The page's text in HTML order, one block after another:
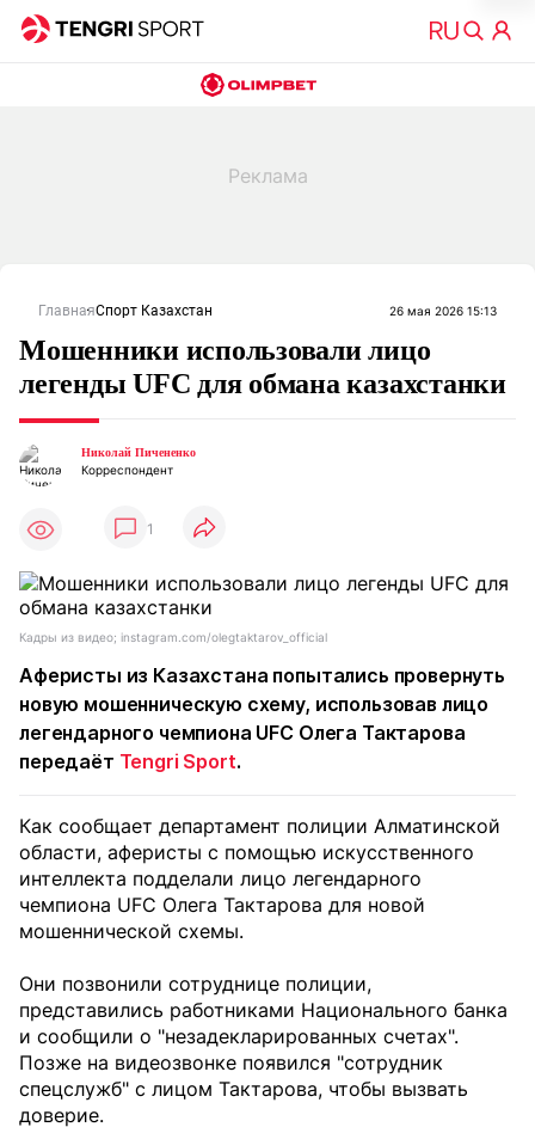
ГлавнаяСпорт Казахстан 26 мая 2026 15:13
Мошенники использовали лицо
легенды UFC для обмана казахстанки
Николай Пичененко
Корреспондент
1
Кадры из видео; instagram.com/olegtaktarov_official
Аферисты из Казахстана попытались провернуть
новую мошенническую схему, использовав лицо
легендарного чемпиона UFC Олега Тактарова
передаёт Tengri Sport.
Как сообщает департамент полиции Алматинской
области, аферисты с помощью искусственного
интеллекта подделали лицо легендарного
чемпиона UFC Олега Тактарова для новой
мошеннической схемы.
Они позвонили сотруднице полиции,
представились работниками Национального банка
и сообщили о "незадекларированных счетах".
Позже на видеозвонке появился "сотрудник
спецслужб" с лицом Тактарова, чтобы вызвать
доверие.